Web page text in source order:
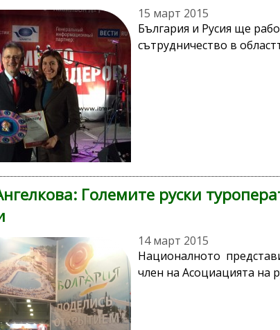
15 март 2015
България и Русия ще
сътрудничество в
Големите руски
14 март 2015
Националното
член на Асоциацията на